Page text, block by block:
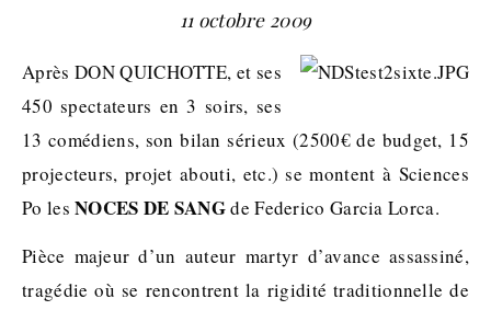
11 octobre 2009
Après DON QUICHOTTE, et ses
450 spectateurs en 3 soirs, ses
13 comédiens, son bilan sérieux (2500€ de budget, 15
projecteurs, projet abouti, etc.) se montent à Sciences
Po les NOCES DE SANGde Federico Garcia Lorca.
Pièce majeur d’un auteur martyr d’avance assassiné,
tragédie où se rencontrent la rigidité traditionnelle de